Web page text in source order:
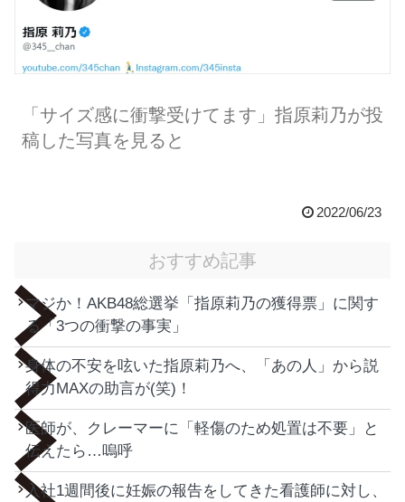
「サイズ感に衝撃受けてます」指原莉乃が投
稿した写真を見ると
2022/06/23
おすすめ記事
マジか！AKB48総選挙「指原莉乃の獲得票」に関す
る「3つの衝撃の事実」
身体の不安を呟いた指原莉乃へ、「あの人」から説
得力MAXの助言が(笑)！
医師が、クレーマーに「軽傷のため処置は不要」と
伝えたら…嗚呼
入社1週間後に妊娠の報告をしてきた看護師に対し、